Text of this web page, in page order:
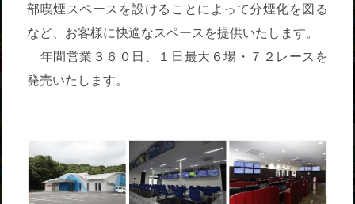
部喫煙スペースを設けることによって分煙化を図る
など、お客様に快適なスペースを提供いたします。
年間営業３６０日、１日最大６場・７２レースを
発売いたします。